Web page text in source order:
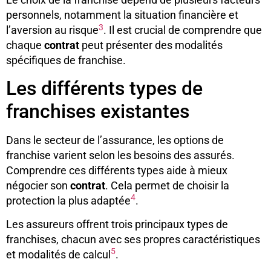
personnels, notamment la situation financière et
l’aversion au risque3. Il est crucial de comprendre que
chaque contrat peut présenter des modalités
spécifiques de franchise.
Les différents types de
franchises existantes
Dans le secteur de l’assurance, les options de
franchise varient selon les besoins des assurés.
Comprendre ces différents types aide à mieux
négocier son contrat. Cela permet de choisir la
protection la plus adaptée4.
Les assureurs offrent trois principaux types de
franchises, chacun avec ses propres caractéristiques
et modalités de calcul 5.